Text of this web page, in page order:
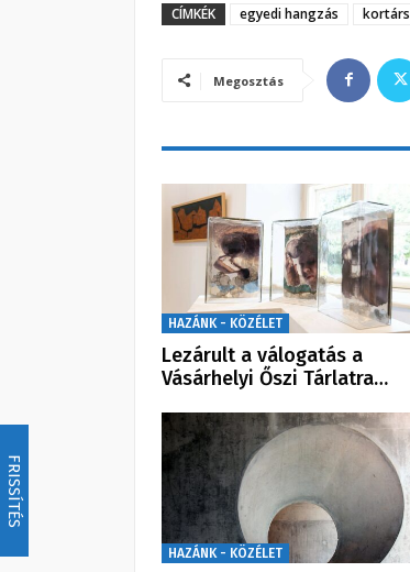
FRISSÍTÉS
CÍMKÉK egyedi hangzás kortárs
Megosztás
HAZÁNK - KÖZÉLET
Lezárult a válogatás a
Vásárhelyi Őszi Tárlatra…
HAZÁNK - KÖZÉLET